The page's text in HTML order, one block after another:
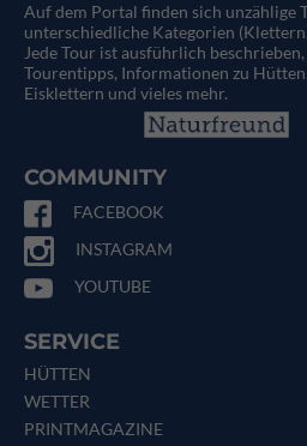
Auf dem Portal finden sich unzählige
unterschiedliche Kategorien
Jede Tour ist ausführlich
Tourentipps, Informationen zu
Eisklettern und vieles mehr.
COMMUNITY
FACEBOOK
INSTAGRAM
YOUTUBE
SERVICE
HÜTTEN
WETTER
PRINTMAGAZINE